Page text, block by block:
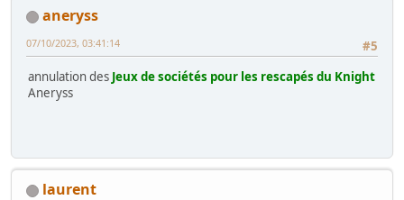
aneryss
#5
07/10/2023, 03:41:14
annulation des Jeux de sociétés pour les rescapés du Knight
Aneryss
laurent